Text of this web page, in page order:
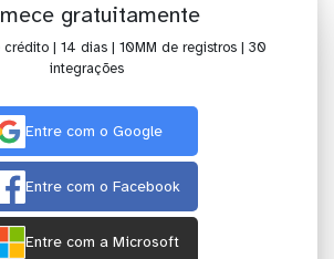
gratuitamente
crédito | 14 dias | 10MM de registros | 30
integrações
Entre com o Google
Entre com o Facebook
Entre com a Microsoft